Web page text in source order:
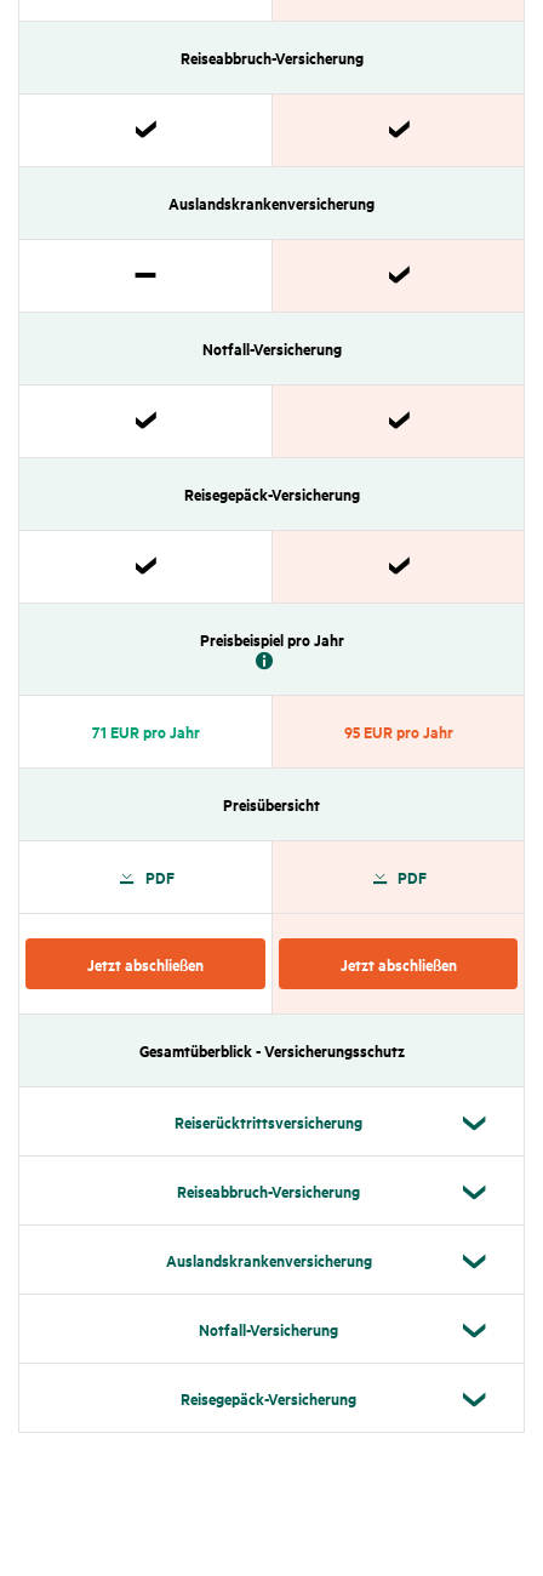
Zutref­
Zutref­
Reise­ab­bruch-Versi­che­rung
Zutref­
Zutref­
Auslands­kranken­versi­che­rung
Nicht
Zutref­
Notfall­-Versi­che­rung
Zutref­
Zutref­
Reise­ge­päck­-Versi­che­rung
Zutref­
Zutref­
Preis­bei­spiel pro Jahr
71 EUR pro Jahr 95 EUR pro Jahr
Preis­über­sicht
PDF PDF
Jetzt abschließen Jetzt abschließen
Gesamt­über­blick - Versi­che­rungs­schutz
Reise­rück­tritts­ver­si­che­rung
Reise­ab­bruch-Versi­che­rung
Auslands­kran­ken­ver­si­che­rung
Notfall-Versi­che­rung
Reise­ge­päck-Versi­che­rung